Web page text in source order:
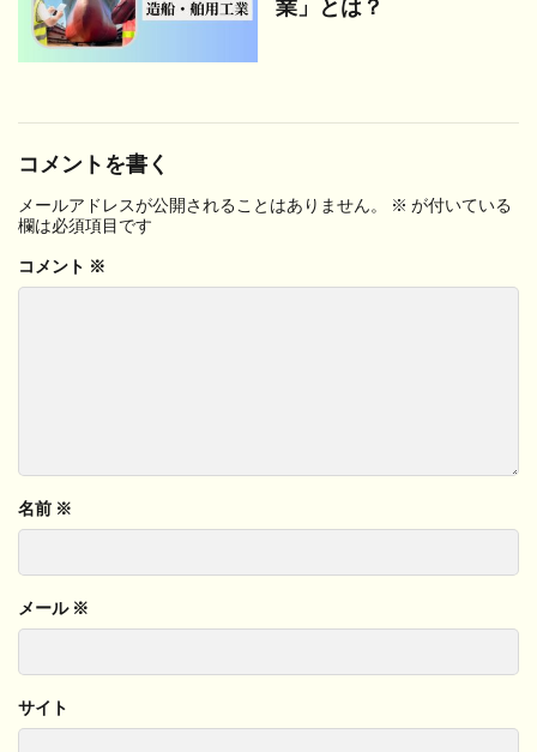
業」とは？
コメントを書く
メールアドレスが公開されることはありません。 ※ が付いている
欄は必須項目です
コメント ※
名前 ※
メール ※
サイト